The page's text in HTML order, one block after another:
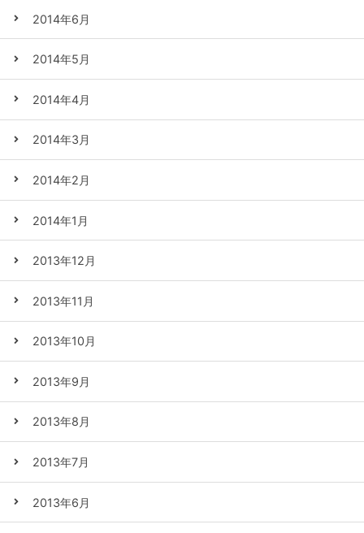
2014年6月
2014年5月
2014年4月
2014年3月
2014年2月
2014年1月
2013年12月
2013年11月
2013年10月
2013年9月
2013年8月
2013年7月
2013年6月